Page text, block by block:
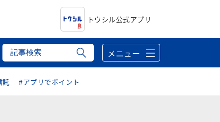
トウシル公式アプリ
メニュー
託 #アプリでポイント